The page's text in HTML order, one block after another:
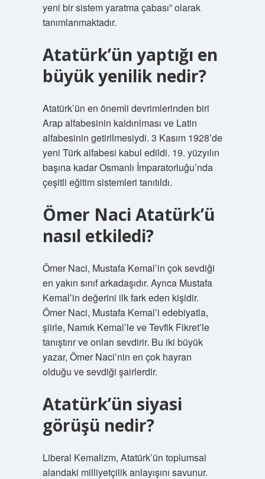
yeni bir sistem yaratma çabası” olarak
tanımlanmaktadır.
Atatürk’ün yaptığı en
büyük yenilik nedir?
Atatürk’ün en önemli devrimlerinden biri
Arap alfabesinin kaldırılması ve Latin
alfabesinin getirilmesiydi. 3 Kasım 1928’de
yeni Türk alfabesi kabul edildi. 19. yüzyılın
başına kadar Osmanlı İmparatorluğu’nda
çeşitli eğitim sistemleri tanıtıldı.
Ömer Naci Atatürk’ü
nasıl etkiledi?
Ömer Naci, Mustafa Kemal’in çok sevdiği
en yakın sınıf arkadaşıdır. Ayrıca Mustafa
Kemal’in değerini ilk fark eden kişidir.
Ömer Naci, Mustafa Kemal’i edebiyatla,
şiirle, Namık Kemal’le ve Tevfik Fikret’le
tanıştırır ve onları sevdirir. Bu iki büyük
yazar, Ömer Naci’nin en çok hayran
olduğu ve sevdiği şairlerdir.
Atatürk’ün siyasi
görüşü nedir?
Liberal Kemalizm, Atatürk’ün toplumsal
alandaki milliyetçilik anlayışını savunur.